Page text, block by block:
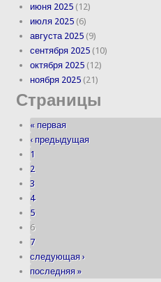
июня 2025 (12)
июля 2025 (6)
августа 2025 (9)
сентября 2025 (10)
октября 2025 (12)
ноября 2025 (21)
Страницы
« первая
‹ предыдущая
1
2
3
4
5
6
7
следующая ›
последняя »